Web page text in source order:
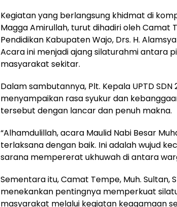
Kegiatan yang berlangsung khidmat di
Magga Amirullah, turut dihadiri oleh Camat
Pendidikan Kabupaten Wajo, Drs. H.
Acara ini menjadi ajang silaturahmi antara
masyarakat sekitar.
Dalam sambutannya, Plt. Kepala UPTD SDN
menyampaikan rasa syukur dan
tersebut dengan lancar dan penuh makna.
“Alhamdulillah, acara Maulid Nabi Besar
terlaksana dengan baik. Ini adalah wujud
sarana mempererat ukhuwah di antara
Sementara itu, Camat Tempe, Muh. Sultan,
menekankan pentingnya memperkuat
masyarakat melalui kegiatan keagamaan